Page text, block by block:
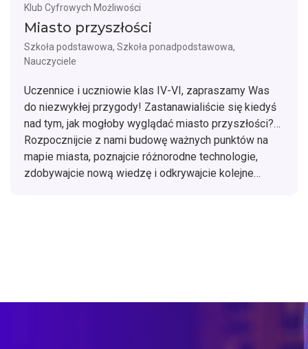
Klub Cyfrowych Możliwości
Miasto przyszłości
Szkoła podstawowa, Szkoła ponadpodstawowa,
Nauczyciele
Uczennice i uczniowie klas IV-VI, zapraszamy Was
do niezwykłej przygody! Zastanawialiście się kiedyś
nad tym, jak mogłoby wyglądać miasto przyszłości?
Jeśli tak, to świetnie się składa, bo potrzebujemy
Waszej pomocy!
Rozpocznijcie z nami budowę ważnych punktów na
mapie miasta, poznajcie różnorodne technologie,
zdobywajcie nową wiedzę i odkrywajcie kolejne